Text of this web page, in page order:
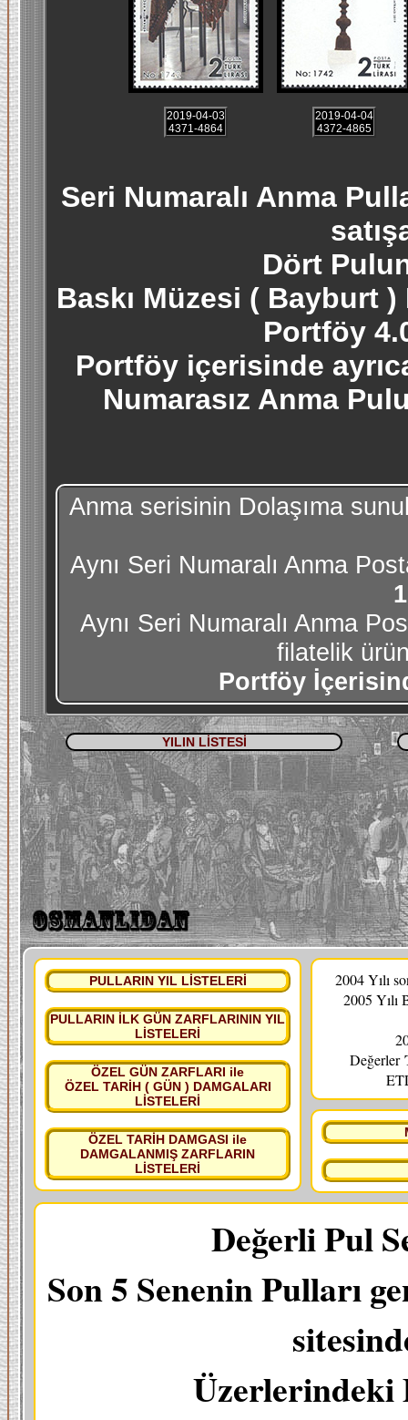
2019-04-03
4371-4864
2019-04-04
4372-4865
Seri Numaralı Anma
Dört
Baskı Müzesi ( Bayburt
Portföy
Portföy içerisinde
Numarasız Anma
Anma serisinin Dolaşıma
Aynı Seri Numaralı Anma
Aynı Seri Numaralı Anma
filatelik
Portföy
YILIN LİSTESİ
PULLARIN YIL LİSTELERİ
PULLARIN İLK GÜN ZARFLARININ YIL
LİSTELERİ
ÖZEL GÜN ZARFLARI ile
ÖZEL TARİH ( GÜN ) DAMGALARI
LİSTELERİ
ÖZEL TARİH DAMGASI ile
DAMGALANMIŞ ZARFLARIN
LİSTELERİ
2004 Yılı
2005 Yılı
Değerler
Değerli Pul
Son 5 Senenin Pulları
Üzerlerindeki